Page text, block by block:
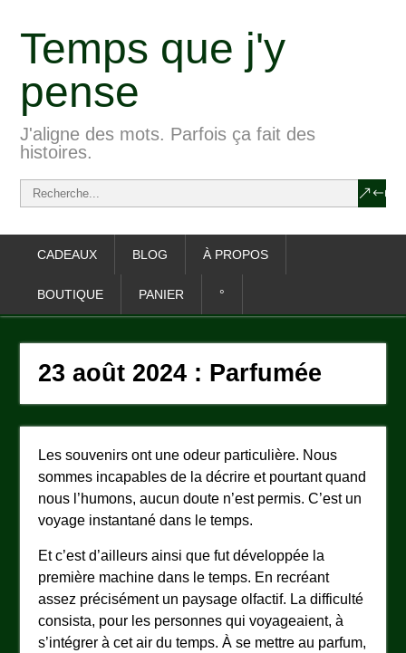
Temps que j'y
pense
J'aligne des mots. Parfois ça fait des
histoires.
CADEAUX BLOG À PROPOS
BOUTIQUE PANIER °
23 août 2024 : Parfumée
Les souvenirs ont une odeur particulière. Nous
sommes incapables de la décrire et pourtant quand
nous l’humons, aucun doute n’est permis. C’est un
voyage instantané dans le temps.
Et c’est d’ailleurs ainsi que fut développée la
première machine dans le temps. En recréant
assez précisément un paysage olfactif. La difficulté
consista, pour les personnes qui voyageaient, à
s’intégrer à cet air du temps. À se mettre au parfum,